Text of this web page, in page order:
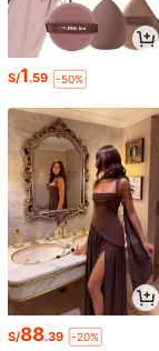
S/1.59 -50%
S/88.39 -20%